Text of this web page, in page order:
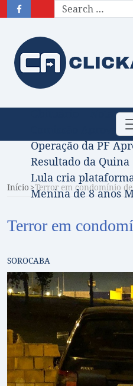
Obituário – Nota
Comissão Aprova
Operação da PF
Resultado da Quina
Lula cria
Menina de 8 anos
Início Terror em condomínio
Terror em
SOROCABA